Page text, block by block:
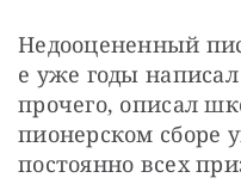
Недооцененный
е уже годы
прочего, описал
пионерском сборе
постоянно всех